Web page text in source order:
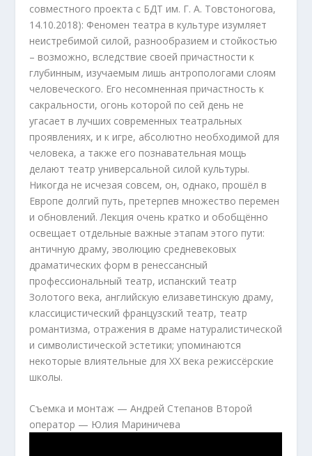
совместного проекта с БДТ им. Г. А. Товстоногова,
14.10.2018): Феномен театра в культуре изумляет
неистребимой силой, разнообразием и стойкостью
– возможно, вследствие своей причастности к
глубинным, изучаемым лишь антропологами слоям
человеческого. Его несомненная причастность к
сакральности, огонь которой по сей день не
угасает в лучших современных театральных
проявлениях, и к игре, абсолютно необходимой для
человека, а также его познавательная мощь
делают театр универсальной силой культуры.
Никогда не исчезая совсем, он, однако, прошёл в
Европе долгий путь, претерпев множество перемен
и обновлений. Лекция очень кратко и обобщённо
освещает отдельные важные этапам этого пути:
античную драму, эволюцию средневековых
драматических форм в ренессансный
профессиональный театр, испанский театр
Золотого века, английскую елизаветинскую драму,
классицистический французский театр, театр
романтизма, отражения в драме натуралистической
и символистической эстетики; упоминаются
некоторые влиятельные для ХХ века режиссёрские
школы.
Cъемка и монтаж — Андрей Степанов Второй
оператор — Юлия Мариничева